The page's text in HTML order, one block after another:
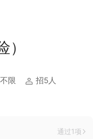
限 招5人
通过1项